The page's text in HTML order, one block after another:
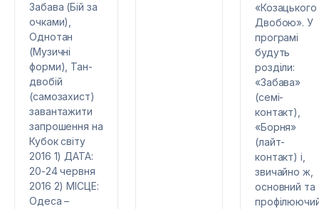
Забава (Бій за
очками),
Однотан
(Музичні
форми), Тан-
двобій
(самозахист)
завантажити
запрошення на
Кубок світу
2016 1) ДАТА:
20-24 червня
2016 2) МІСЦЕ:
Одеса –
«Козацького
Двобою». У
програмі
будуть
розділи:
«Забава»
(семі-
контакт),
«Борня»
(лайт-
контакт) і,
звичайно ж,
основний та